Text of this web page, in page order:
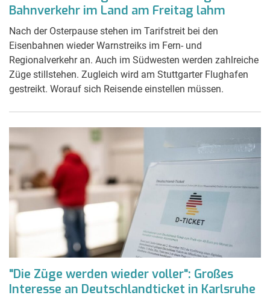
Bahnverkehr im Land am Freitag lahm
Nach der Osterpause stehen im Tarifstreit bei den
Eisenbahnen wieder Warnstreiks im Fern- und
Regionalverkehr an. Auch im Südwesten werden zahlreiche
Züge stillstehen. Zugleich wird am Stuttgarter Flughafen
gestreikt. Worauf sich Reisende einstellen müssen.
"Die Züge werden wieder voller": Großes
Interesse an Deutschlandticket in Karlsruhe